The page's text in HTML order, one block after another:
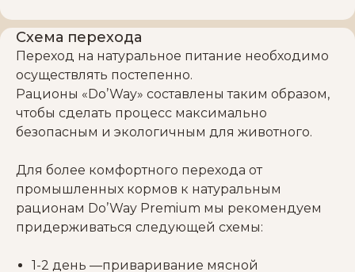
Схема перехода
Переход на натуральное питание необходимо
осуществлять постепенно.
Рационы «Do’Way» составлены таким образом,
чтобы сделать процесс максимально
безопасным и экологичным для животного.
Для более комфортного перехода от
промышленных кормов к натуральным
рационам Do’Way Premium мы рекомендуем
придерживаться следующей схемы:
1-2 день —приваривание мясной